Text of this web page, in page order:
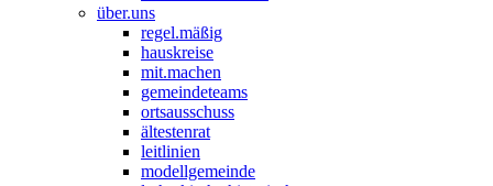
über.uns
regel.mäßig
hauskreise
mit.machen
gemeindeteams
ortsausschuss
ältestenrat
leitlinien
modellgemeinde